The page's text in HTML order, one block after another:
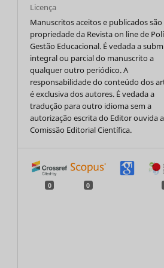
Licença
Manuscritos aceitos e publicados são
propriedade da Revista on line de
Gestão Educacional. É vedada a
integral ou parcial do manuscrito a
qualquer outro periódico. A
responsabilidade do conteúdo dos
é exclusiva dos autores. É vedada a
tradução para outro idioma sem a
autorização escrita do Editor ouvida a
Comissão Editorial Científica.
0 0